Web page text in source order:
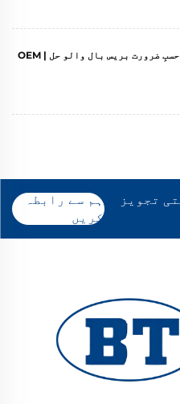
ایک پیشہ ور مینوفیکچرر کی جانب سے حسبِ ضرورت بریس بال والو حل | OEM
تجویز
ہم سے رابطہ
کریں